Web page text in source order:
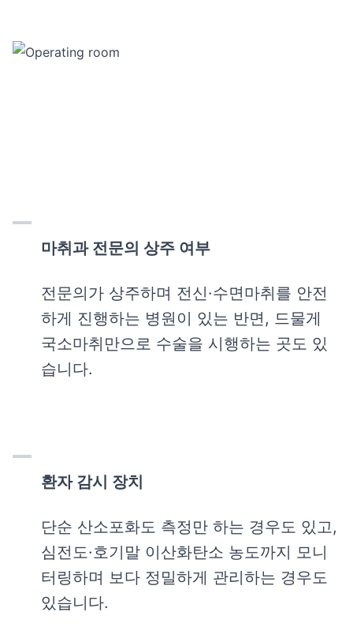
마취과 전문의 상주 여부
전문의가 상주하며 전신·수면마취를 안전
하게 진행하는 병원이 있는 반면, 드물게
국소마취만으로 수술을 시행하는 곳도 있
습니다.
환자 감시 장치
단순 산소포화도 측정만 하는 경우도 있고,
심전도·호기말 이산화탄소 농도까지 모니
터링하며 보다 정밀하게 관리하는 경우도
있습니다.